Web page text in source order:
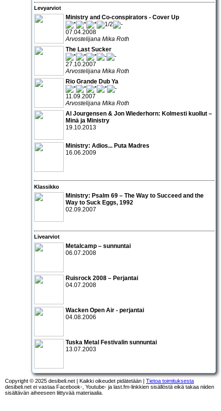
Levyarviot
Ministry and Co-conspirators - Cover Up
07.04.2008
Arvostelijana Mika Roth
The Last Sucker
27.10.2007
Arvostelijana Mika Roth
Rio Grande Dub Ya
11.09.2007
Arvostelijana Mika Roth
Al Jourgensen & Jon Wiederhorn: Kolmesti kuollut –
Minä ja Ministry
19.10.2013
Ministry: Adios... Puta Madres
16.06.2009
Klassikko
Ministry: Psalm 69 – The Way to Succeed and the
Way to Suck Eggs, 1992
02.09.2007
Livearviot
Metalcamp – sunnuntai
06.07.2008
Ruisrock 2008 – Perjantai
04.07.2008
Wacken Open Air - perjantai
04.08.2006
Tuska Metal Festivalin sunnuntai
13.07.2003
Copyright © 2025 desibeli.net | Kaikki oikeudet pidätetään | Tietoa toimituksesta
desibeli.net ei vastaa Facebook-, Youtube- ja last.fm-linkkien sisällöstä eikä takaa niiden
sisältävän aiheeseen liittyvää materiaalia.